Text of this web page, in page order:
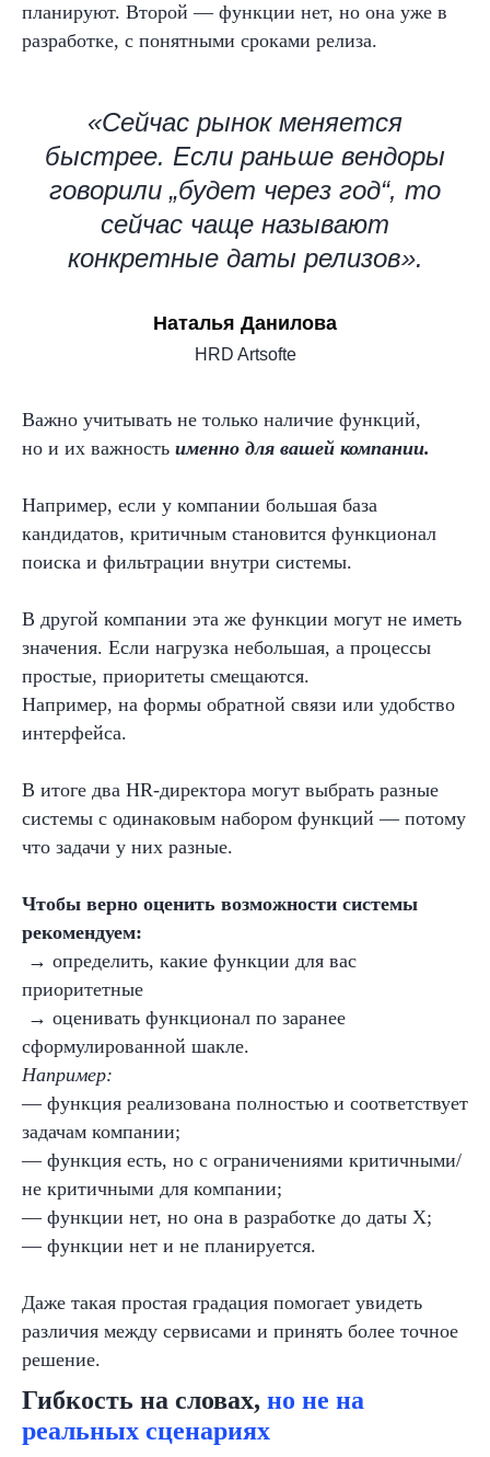
планируют. Второй — функции нет, но она уже в
разработке, с понятными сроками релиза.
«Сейчас рынок меняется
быстрее. Если раньше вендоры
говорили „будет через год“, то
сейчас чаще называют
конкретные даты релизов».
Наталья Данилова
HRD Artsofte
Важно учитывать не только наличие функций,
но и их важность именно для вашей компании.
Например, если у компании большая база
кандидатов, критичным становится функционал
поиска и фильтрации внутри системы.
В другой компании эта же функции могут не иметь
значения. Если нагрузка небольшая, а процессы
простые, приоритеты смещаются.
Например, на формы обратной связи или удобство
интерфейса.
В итоге два HR-директора могут выбрать разные
системы с одинаковым набором функций — потому
что задачи у них разные.
Чтобы верно оценить возможности системы
рекомендуем:
→ определить, какие функции для вас
приоритетные
→ оценивать функционал по заранее
сформулированной шакле.
Например:
— функция реализована полностью и соответствует
задачам компании;
— функция есть, но с ограничениями критичными/
не критичными для компании;
— функции нет, но она в разработке до даты X;
— функции нет и не планируется.
Даже такая простая градация помогает увидеть
различия между сервисами и принять более точное
решение.
Гибкость на словах, но не на
реальных сценариях